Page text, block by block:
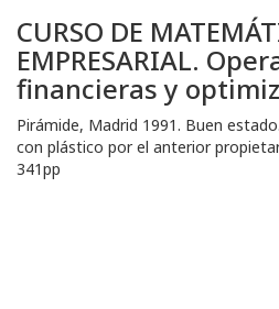
CURSO DE
EMPRESARIAL.
financieras y
Pirámide, Madrid 1991. Buen
con plástico por el anterior
341pp